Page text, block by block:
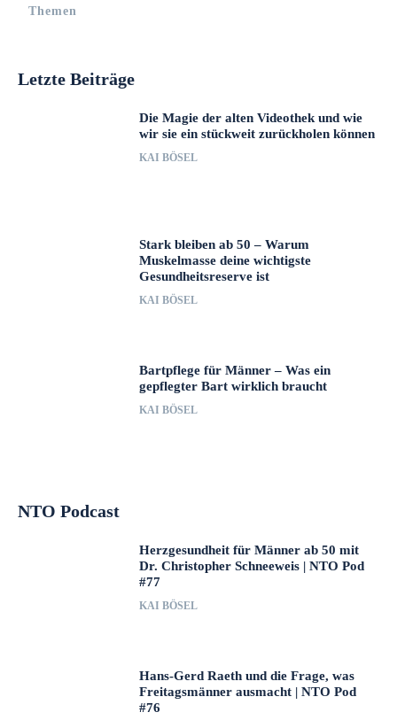
Themen
Letzte Beiträge
Die Magie der alten Videothek und wie
wir sie ein stückweit zurückholen können
KAI BÖSEL
Stark bleiben ab 50 – Warum
Muskelmasse deine wichtigste
Gesundheitsreserve ist
KAI BÖSEL
Bartpflege für Männer – Was ein
gepflegter Bart wirklich braucht
KAI BÖSEL
NTO Podcast
Herzgesundheit für Männer ab 50 mit
Dr. Christopher Schneeweis | NTO Pod
#77
KAI BÖSEL
Hans-Gerd Raeth und die Frage, was
Freitagsmänner ausmacht | NTO Pod
#76